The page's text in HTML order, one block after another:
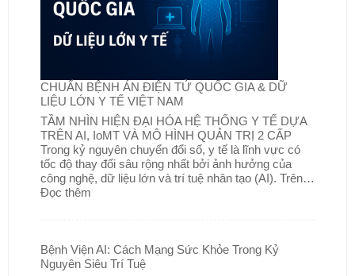
CHUẨN BỆNH ÁN ĐIỆN TỬ QUỐC GIA & DỮ
LIỆU LỚN Y TẾ VIỆT NAM
TẦM NHÌN HIỆN ĐẠI HÓA HỆ THỐNG Y TẾ DỰA
TRÊN AI, IoMT VÀ MÔ HÌNH QUẢN TRỊ 2 CẤP
Trong kỷ nguyên chuyển đổi số, y tế là lĩnh vực có
tốc độ thay đổi sâu rộng nhất bởi ảnh hưởng của
công nghệ, dữ liệu lớn và trí tuệ nhân tạo (AI). Trên…
Đọc thêm
Bệnh Viện AI: Cách Mạng Sức Khỏe Trong Kỷ
Nguyên Siêu Trí Tuệ